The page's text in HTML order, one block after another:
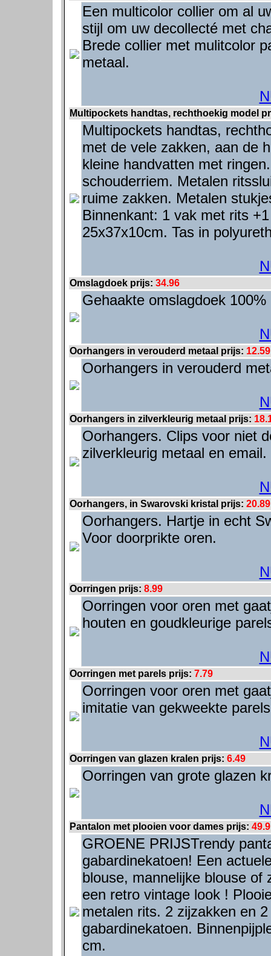
Een multicolor collier om al
stijl om uw decollecté met
Brede collier met mulitcolor
metaal.
Multipockets handtas, rechthoekig model
Multipockets handtas,
met de vele zakken, aan de
kleine handvatten met
schouderriem. Metalen
ruime zakken. Metalen
Binnenkant: 1 vak met rits
25x37x10cm. Tas in
Omslagdoek prijs: 34.96
Gehaakte omslagdoek 100%
Oorhangers in verouderd metaal prijs: 12.59
Oorhangers in verouderd
Oorhangers in zilverkleurig metaal prijs:
Oorhangers. Clips voor niet
zilverkleurig metaal en
Oorhangers, in Swarovski kristal prijs: 20.89
Oorhangers. Hartje in echt
Voor doorprikte oren.
Oorringen prijs: 8.99
Oorringen voor oren met
houten en goudkleurige
Oorringen met parels prijs: 7.79
Oorringen voor oren met
imitatie van gekweekte
Oorringen van glazen kralen prijs: 6.49
Oorringen van grote glazen
Pantalon met plooien voor dames prijs: 49.9
GROENE PRIJSTrendy
gabardinekatoen! Een
blouse, mannelijke blouse
een retro vintage look !
metalen rits. 2 zijzakken en
gabardinekatoen.
cm.